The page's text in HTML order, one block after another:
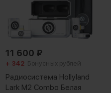
11 600 ₽
+ 342 Бонусных рублей
Радиосистема Hollyland
Lark M2 Combo Белая